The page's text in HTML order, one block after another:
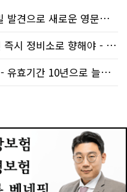
세계 최초로 문자와 숫자의 비밀 발견으로 새로운 영문법을 발명한 임성빈..
자동차 배터리 경고등이 켜지면 즉시 정비소로 향해야 - 주행중 차량 갑..
캐나다 여권 갱신 시 유의 사항 - 유효기간 10년으로 늘어나 편리